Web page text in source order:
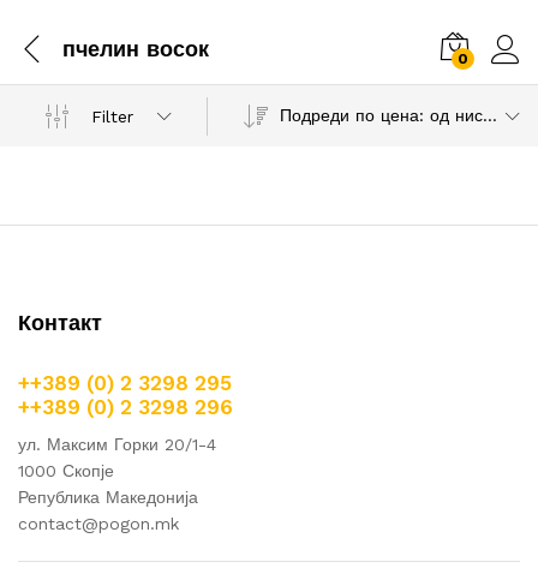
пчелин восок 0
Filter Подреди по цена: од ниска према висока
Контакт
++389 (0) 2 3298 295
++389 (0) 2 3298 296
ул. Максим Горки 20/1-4
1000 Скопје
Република Македонија
contact@pogon.mk